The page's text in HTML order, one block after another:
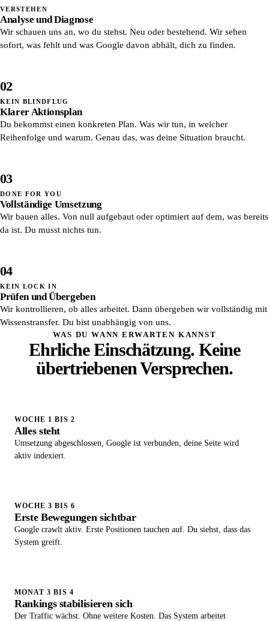
VERSTEHEN
Analyse und Diagnose
Wir schauen uns an, wo du stehst. Neu oder bestehend. Wir sehen
sofort, was fehlt und was Google davon abhält, dich zu finden.
02
KEIN BLINDFLUG
Klarer Aktionsplan
Du bekommst einen konkreten Plan. Was wir tun, in welcher
Reihenfolge und warum. Genau das, was deine Situation braucht.
03
DONE FOR YOU
Vollständige Umsetzung
Wir bauen alles. Von null aufgebaut oder optimiert auf dem, was bereits
da ist. Du musst nichts tun.
04
KEIN LOCK IN
Prüfen und Übergeben
Wir kontrollieren, ob alles arbeitet. Dann übergeben wir vollständig mit
Wissenstransfer. Du bist unabhängig von uns.
WAS DU WANN ERWARTEN KANNST
Ehrliche Einschätzung. Keine
übertriebenen Versprechen.
WOCHE 1 BIS 2
Alles steht
Umsetzung abgeschlossen, Google ist verbunden, deine Seite wird
aktiv indexiert.
WOCHE 3 BIS 6
Erste Bewegungen sichtbar
Google crawlt aktiv. Erste Positionen tauchen auf. Du siehst, dass das
System greift.
MONAT 3 BIS 4
Rankings stabilisieren sich
Der Traffic wächst. Ohne weitere Kosten. Das System arbeitet